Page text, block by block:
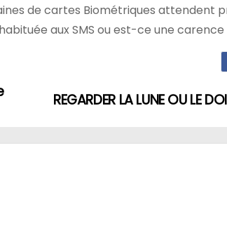
de cartes Biométriques attendent
aux SMS ou est-ce une
REGARDER LA LUNE OU LE